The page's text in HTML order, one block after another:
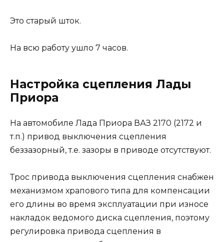
Это старый шток.
На всю работу ушло 7 часов.
Настройка сцепления Лады
Приора
На автомобиле Лада Приора ВАЗ 2170 (2172 и
т.п.) привод выключения сцепления
беззазорный, т.е. зазоры в приводе отсутствуют.
Трос привода выключения сцепления снабжен
механизмом храпового типа для компенсации
его длины во время эксплуатации при износе
накладок ведомого диска сцепления, поэтому
регулировка привода сцепления в